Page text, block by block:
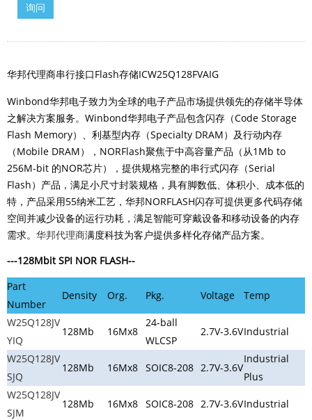
询问
华邦代理商串行接口Flash存储ICW25Q128FVAIG
Winbond华邦电子致力为全球的电子产品市场提供领先的存储半导体
之解决方案服务。Winbond华邦电子产品包含闪存（Code Storage
Flash Memory）、利基型内存（Specialty DRAM）及行动内存
（Mobile DRAM），NORFlash聚焦于中高容量产品（从1Mb to
256M-bit 的NOR芯片），提供规格完整的串行式闪存（Serial
Flash）产品，满足小尺寸封装规格，具有脚数低、体积小、成本低的
特，产品采用55纳米工艺，华邦NORFLASH闪存可提供更多代码存储
空间并减少设备的运行功耗，满足智能可穿戴设备和移动设备的内存
需求。 华邦代理商满度科技为客户提供多样化存储产品方案。
---128MbitSPI NOR FLASH--
Part
Number
Density Org. Pkg. Voltage Temp
W25Q128JV
YIQ
128Mb 16Mx8
24-ball
WLCSP
2.7V-3.6VIndustrial
W25Q128JV
SJQ
128Mb 16Mx8 SOIC8-208 2.7V-3.6V
Industrial
Plus
W25Q128JV
SJM
128Mb 16Mx8 SOIC8-208 2.7V-3.6VIndustrial